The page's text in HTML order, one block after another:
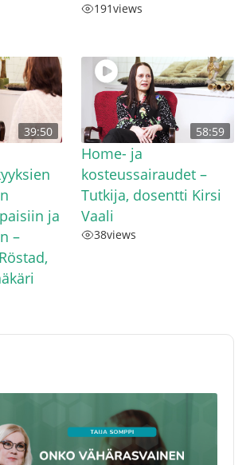
191views
39:50
ja
–
58:59
Home- ja
kosteussairaudet –
Tutkija, dosentti Kirsi
Vaali
38views